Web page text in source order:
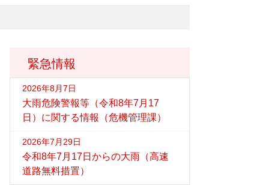
緊急情報
2026年8月7日
大雨危険警報等（令和8年7月17
日）に関する情報（危機管理課）
2026年7月29日
令和8年7月17日からの大雨（高速
道路無料措置）